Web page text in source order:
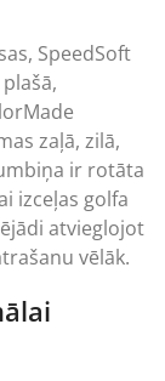
SpeedSoft
zaļā, zilā,
ir rotāta
izceļas golfa
atvieglojot
vēlāk.